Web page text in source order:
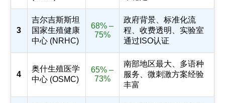
3
吉尔吉斯斯坦
国家生殖健康
中心 (NRHC)
68% –
75%
政府背景、标准化流
程、收费透明、实验室
通过ISO认证
4
奥什生殖医学
中心 (OSMC)
65% –
73%
南部地区最大、多语种
服务、微刺激方案经验
丰富